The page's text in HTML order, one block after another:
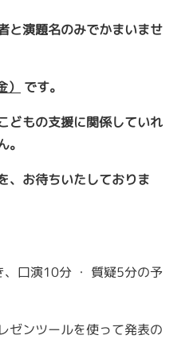
と演題名のみでかまいませ
） です。
どもの支援に関係していれ
、お待ちいたしておりま
口演10分 ・ 質疑5分の予
ゼンツールを使って発表の